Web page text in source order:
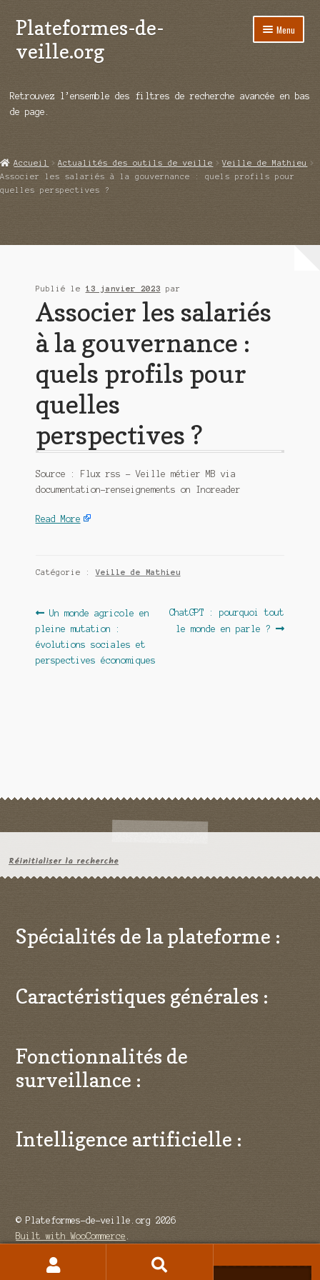
Aller
à
la
Aller
au
contenu
Plateformes-de-
veille.org
Menu
Répertoire d’ouitils
Démos vidéos
Ouvrir
Qui sommes-nous ?
Retrouvez l’ensemble des filtres de recherche avancée en bas
de page.
Accueil Actualités des outils de veille
Veille de Mathieu
Associer les salariés à la gouvernance : quels profils pour
quelles perspectives ?
Publié le 13 janvier 2023 par
Associer les salariés
à la gouvernance :
quels profils pour
quelles
perspectives ?
Source : Flux rss – Veille métier MB via
documentation-renseignements on Inoreader
Read More
Catégorie :Veille de Mathieu
Navigation
de
l’article
Article
précédent :
Un monde agricole en
pleine mutation :
évolutions sociales et
perspectives économiques
Article
suivant :
ChatGPT : pourquoi tout
le monde en parle ?
Réinitialiser la recherche
Spécialités de la plateforme :
Caractéristiques générales :
Fonctionnalités de
surveillance :
Intelligence artificielle :
© Plateformes-de-veille.org 2026
Built with WooCommerce
Recherche